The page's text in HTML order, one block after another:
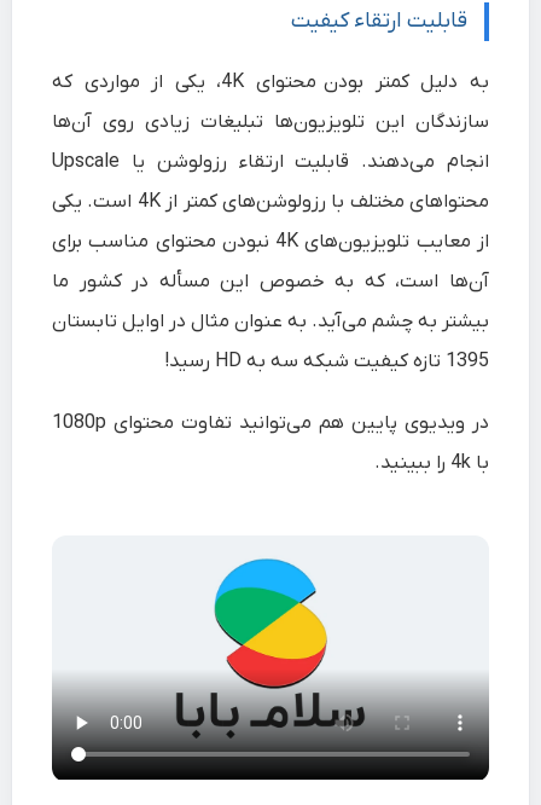
قابلیت ارتقاء کیفیت
به دلیل کمتر بودن محتوای 4K، یکی از مواردی که
سازندگان این تلویزیون‌‌ها تبلیغات زیادی روی آن‌ها
انجام می‌دهند. قابلیت ارتقاء رزولوشن یا Upscale
محتواهای مختلف با رزولوشن‌های کمتر از 4K است. یکی
از معایب تلویزیون‌های 4K نبودن محتوای مناسب برای
آن‌ها است، که به خصوص این مسأله در کشور ما
بیشتر به چشم می‌آید. به عنوان مثال در اوایل تابستان
1395 تازه کیفیت شبکه سه به HD رسید!
در ویدیوی پایین هم می‌توانید تفاوت محتوای 1080p
با 4k را ببینید.